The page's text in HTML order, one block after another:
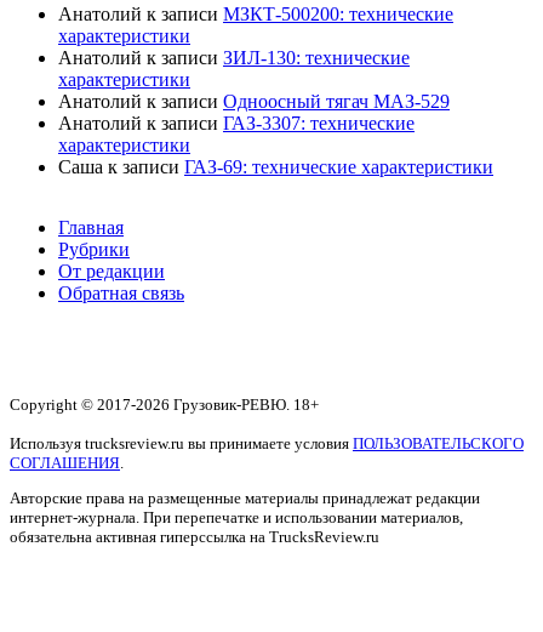
Анатолий к записи МЗКТ-500200: технические
характеристики
Анатолий к записи ЗИЛ-130: технические
характеристики
Анатолий к записи Одноосный тягач МАЗ-529
Анатолий к записи ГАЗ-3307: технические
характеристики
Саша к записи ГАЗ-69: технические характеристики
Главная
Рубрики
От редакции
Обратная связь
Copyright © 2017-2026 Грузовик-РЕВЮ. 18+
Используя trucksreview.ru вы принимаете условия ПОЛЬЗОВАТЕЛЬСКОГО
СОГЛАШЕНИЯ
Авторские права на размещенные материалы принадлежат редакции
интернет-журнала. При перепечатке и использовании материалов,
обязательна активная гиперссылка на TrucksReview.ru